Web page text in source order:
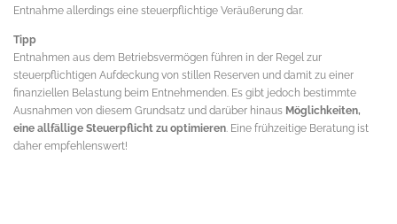
Entnahme allerdings eine steuerpflichtige Veräußerung dar.
Tipp
Entnahmen aus dem Betriebsvermögen führen in der Regel zur
steuerpflichtigen Aufdeckung von stillen Reserven und damit zu einer
finanziellen Belastung beim Entnehmenden. Es gibt jedoch bestimmte
Ausnahmen von diesem Grundsatz und darüber hinaus Möglichkeiten,
eine allfällige Steuerpflicht zu optimieren . Eine frühzeitige Beratung ist
daher empfehlenswert!